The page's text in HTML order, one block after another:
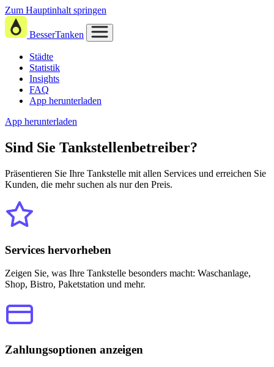
Zum Hauptinhalt springen
BesserTanken
Städte
Statistik
Insights
FAQ
App herunterladen
App herunterladen
Sind Sie Tankstellenbetreiber?
Präsentieren Sie Ihre Tankstelle mit allen Services und erreichen Sie
Kunden, die mehr suchen als nur den Preis.
Services hervorheben
Zeigen Sie, was Ihre Tankstelle besonders macht: Waschanlage,
Shop, Bistro, Paketstation und mehr.
Zahlungsoptionen anzeigen